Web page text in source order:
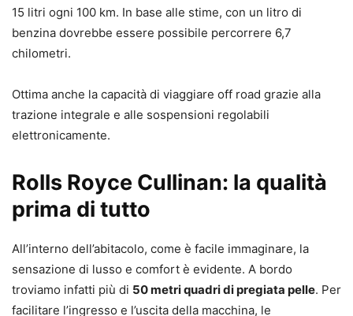
15 litri ogni 100 km. In base alle stime, con un litro di
benzina dovrebbe essere possibile percorrere 6,7
chilometri.
Ottima anche la capacità di viaggiare off road grazie alla
trazione integrale e alle sospensioni regolabili
elettronicamente.
Rolls Royce Cullinan: la qualità
prima di tutto
All’interno dell’abitacolo, come è facile immaginare, la
sensazione di lusso e comfort è evidente. A bordo
troviamo infatti più di 50 metri quadri di pregiata pelle. Per
facilitare l’ingresso e l’uscita della macchina, le